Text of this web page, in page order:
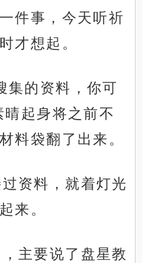
件事，今天听祈
才想起。
集的资料，你可
晴起身将之前不
料袋翻了出来。
资料，就着灯光
来。
主要说了盘星教